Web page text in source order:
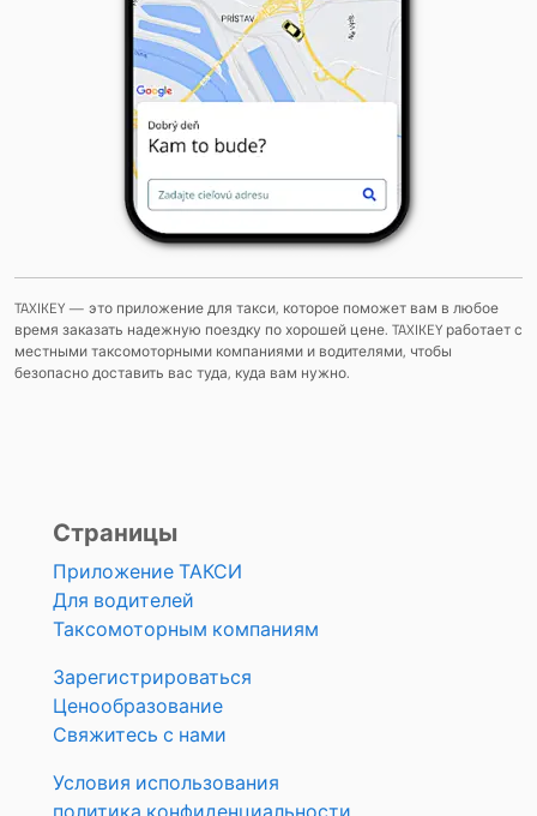
TAXIKEY — это приложение для такси, которое поможет вам в любое
время заказать надежную поездку по хорошей цене. TAXIKEY работает с
местными таксомоторными компаниями и водителями, чтобы
безопасно доставить вас туда, куда вам нужно.
Страницы
Приложение ТАКСИ
Для водителей
Таксомоторным компаниям
Зарегистрироваться
Ценообразование
Свяжитесь с нами
Условия использования